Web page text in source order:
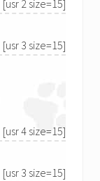
[usr 2 size=15]
[usr 3 size=15]
[usr 4 size=15]
[usr 3 size=15]